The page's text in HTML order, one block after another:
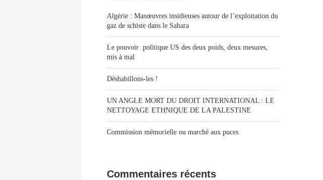
Algérie : Manœuvres insidieuses autour de l’exploitation du
gaz de schiste dans le Sahara
Le pouvoir politique US des deux poids, deux mesures,
mis à mal
Déshabillons-les !
UN ANGLE MORT DU DROIT INTERNATIONAL : LE
NETTOYAGE ETHNIQUE DE LA PALESTINE
Commission mémorielle ou marché aux puces
Commentaires récents